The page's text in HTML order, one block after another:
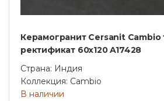
Керамогранит Cersanit
ректификат 60x120 A17428
Страна: Индия
Коллекция: Cambio
В наличии